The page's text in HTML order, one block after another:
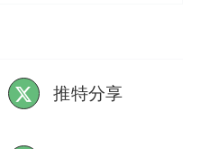
推特分享